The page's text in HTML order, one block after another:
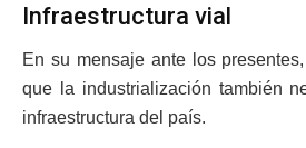
Infraestructura vial
En su mensaje ante los
que la industrialización también
infraestructura del país.